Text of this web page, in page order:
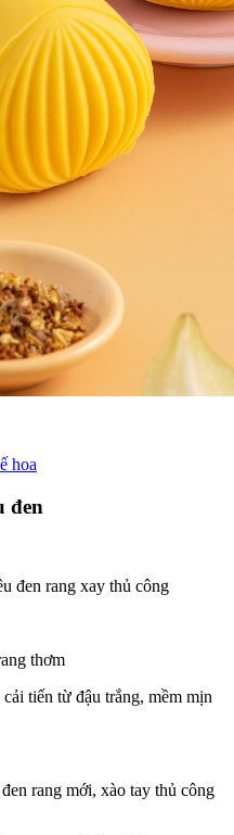
hoa
đen
đen rang xay thủ công
thơm
tiến từ đậu trắng, mềm mịn
rang mới, xào tay thủ công